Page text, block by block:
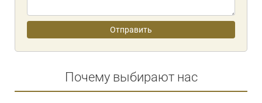
Почему выбирают нас